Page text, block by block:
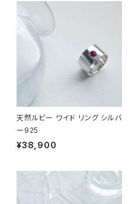
天然ルビー ワイド リング シルバ
ー925
¥38,900